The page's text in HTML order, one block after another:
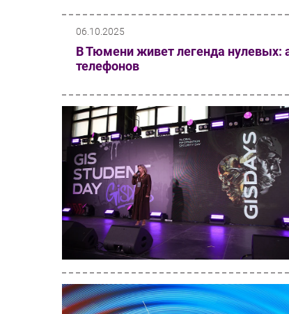
06.10.2025
В Тюмени живет легенда нулевых:
телефонов